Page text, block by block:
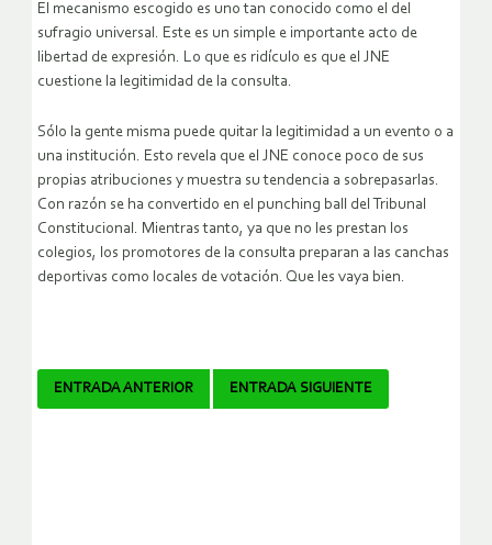
El mecanismo escogido es uno tan conocido como el del
sufragio universal. Este es un simple e importante acto de
libertad de expresión. Lo que es ridículo es que el JNE
cuestione la legitimidad de la consulta.
Sólo la gente misma puede quitar la legitimidad a un evento o a
una institución. Esto revela que el JNE conoce poco de sus
propias atribuciones y muestra su tendencia a sobrepasarlas.
Con razón se ha convertido en el punching ball del Tribunal
Constitucional. Mientras tanto, ya que no les prestan los
colegios, los promotores de la consulta preparan a las canchas
deportivas como locales de votación. Que les vaya bien.
Navegador
ENTRADA ANTERIOR ENTRADA SIGUIENTE